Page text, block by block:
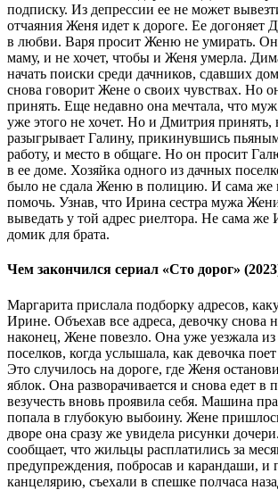
подписку. Из депрессии ее не может
отчаяния Женя идет к дороге. Ее догоняет
в любви. Варя просит Женю не умирать.
маму, и не хочет, чтобы и Женя умерла.
начать поиски среди дачников, сдавших
снова говорит Жене о своих чувствах. Но
принять. Еще недавно она мечтала, что
уже этого не хочет. Но и Дмитрия принять,
разыгрывает Галину, прикинувшись
работу, и место в общаге. Но он просит
в ее доме. Хозяйка одного из дачных
было не сдала Женю в полицию. И сама же
помочь. Узнав, что Ирина сестра мужа
выведать у той адрес риелтора. Не сама же
домик для брата.
Чем закончился сериал «Сто дорог»
Маргарита прислала подборку адресов,
Ирине. Объехав все адреса, девочку снова
наконец, Жене повезло. Она уже уезжала из
поселков, когда услышала, как девочка
Это случилось на дороге, где Женя
яблок. Она разворачивается и снова едет в
везучесть вновь проявила себя. Машина
попала в глубокую выбоину. Жене
дворе она сразу же увидела рисунки
сообщает, что жильцы расплатились за
предупреждения, побросав и карандаши, и
канцелярию, съехали в спешке полчаса